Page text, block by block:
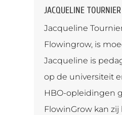
JACQUELINE TOURNIER
Jacqueline
Flowingrow, is
Jacqueline is
op de universiteit
HBO-opleidingen
FlowinGrow kan